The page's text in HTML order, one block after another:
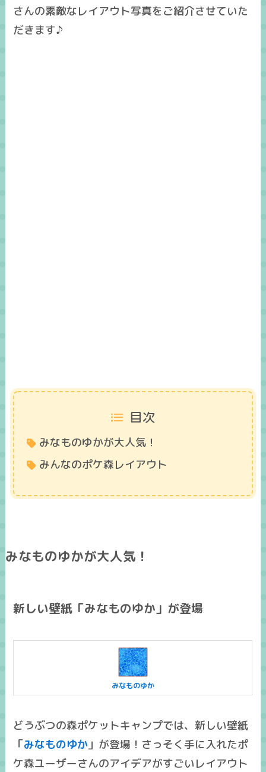
さんの素敵なレイアウト写真をご紹介させていた
だきます♪
目次
みなものゆかが大人気！
みんなのポケ森レイアウト
みなものゆかが大人気！
新しい壁紙「みなものゆか」が登場
みなものゆか
どうぶつの森ポケットキャンプでは、新しい壁紙
「みなものゆか」が登場！さっそく手に入れたポ
ケ森ユーザーさんのアイデアがすごいレイアウト